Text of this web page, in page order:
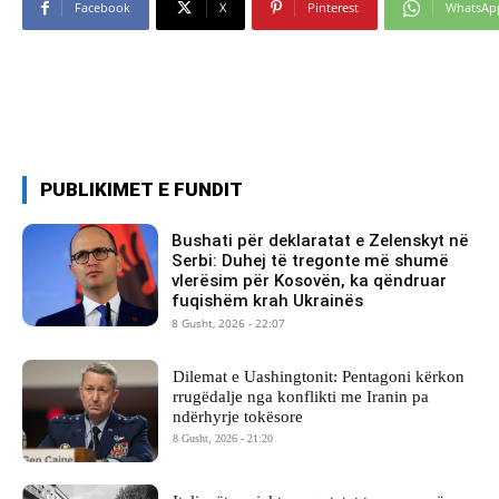
Facebook X Pinterest
PUBLIKIMET E FUNDIT
Bushati për deklaratat e Zelenskyt në
Serbi: Duhej të tregonte më shumë
vlerësim për Kosovën, ka qëndruar
fuqishëm krah Ukrainës
8 Gusht, 2026 - 22:07
Dilemat e Uashingtonit: Pentagoni kërkon
rrugëdalje nga konflikti me Iranin pa
ndërhyrje tokësore
8 Gusht, 2026 - 21:20